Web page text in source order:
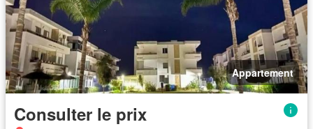
Appartement
Consulter le prix